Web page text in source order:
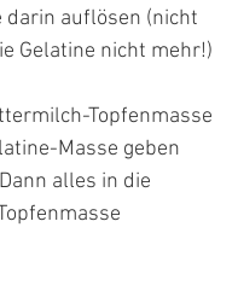
darin auflösen (nicht
Gelatine nicht mehr!)
Topfenmasse
Masse geben
alles in die